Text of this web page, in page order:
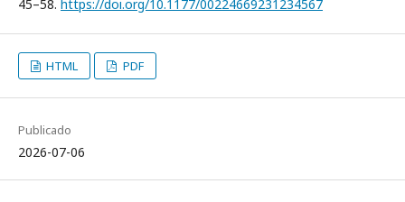
45–58. https://doi.org/10.1177/00224669231234567
HTML PDF
Publicado
2026-07-06